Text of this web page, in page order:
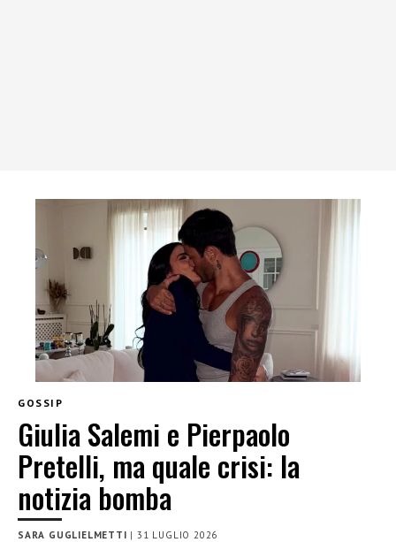
GOSSIP
Giulia Salemi e Pierpaolo
Pretelli, ma quale crisi: la
notizia bomba
SARA GUGLIELMETTI |31 LUGLIO 2026